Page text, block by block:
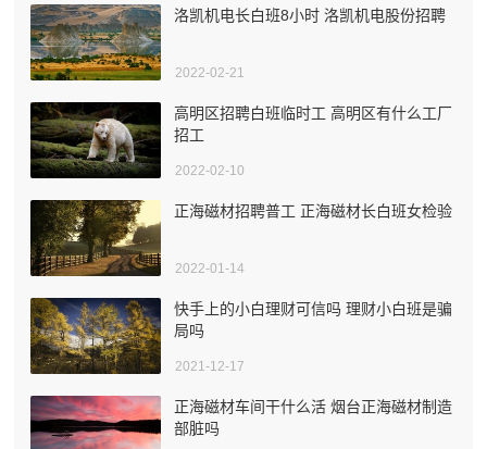
洛凯机电长白班8小时 洛凯机电股份招聘
2022-02-21
高明区招聘白班临时工 高明区有什么工厂
招工
2022-02-10
正海磁材招聘普工 正海磁材长白班女检验
2022-01-14
快手上的小白理财可信吗 理财小白班是骗
局吗
2021-12-17
正海磁材车间干什么活 烟台正海磁材制造
部脏吗